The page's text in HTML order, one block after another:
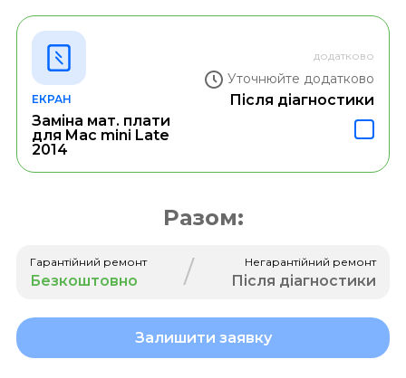
ЕКРАН
Заміна мат. плати
для Mac mini Late
2014
додатково
Уточнюйте додатково
Після діагностики
Разом:
Гарантійний ремонт
Безкоштовно / Негарантійний ремонт
Після діагностики
Залишити заявку